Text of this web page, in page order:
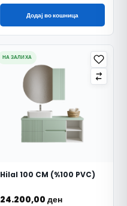
Додај во кошница
НА ЗАЛИХА
Hilal 100 CM (%100 PVC)
24.200,00 ден